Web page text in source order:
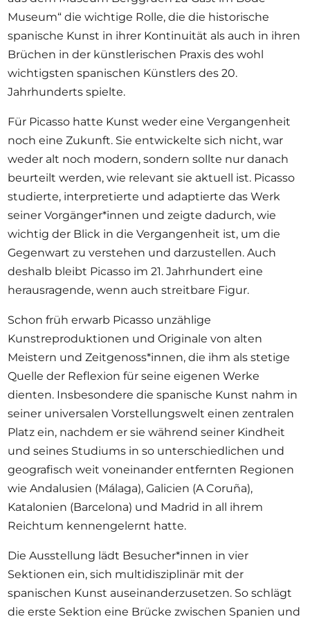
Museum“ die wichtige Rolle, die die historische
spanische Kunst in ihrer Kontinuität als auch in ihren
Brüchen in der künstlerischen Praxis des wohl
wichtigsten spanischen Künstlers des 20.
Jahrhunderts spielte.
Für Picasso hatte Kunst weder eine Vergangenheit
noch eine Zukunft. Sie entwickelte sich nicht, war
weder alt noch modern, sondern sollte nur danach
beurteilt werden, wie relevant sie aktuell ist. Picasso
studierte, interpretierte und adaptierte das Werk
seiner Vorgänger*innen und zeigte dadurch, wie
wichtig der Blick in die Vergangenheit ist, um die
Gegenwart zu verstehen und darzustellen. Auch
deshalb bleibt Picasso im 21. Jahrhundert eine
herausragende, wenn auch streitbare Figur.
Schon früh erwarb Picasso unzählige
Kunstreproduktionen und Originale von alten
Meistern und Zeitgenoss*innen, die ihm als stetige
Quelle der Reflexion für seine eigenen Werke
dienten. Insbesondere die spanische Kunst nahm in
seiner universalen Vorstellungswelt einen zentralen
Platz ein, nachdem er sie während seiner Kindheit
und seines Studiums in so unterschiedlichen und
geografisch weit voneinander entfernten Regionen
wie Andalusien (Málaga), Galicien (A Coruña),
Katalonien (Barcelona) und Madrid in all ihrem
Reichtum kennengelernt hatte.
Die Ausstellung lädt Besucher*innen in vier
Sektionen ein, sich multidisziplinär mit der
spanischen Kunst auseinanderzusetzen. So schlägt
die erste Sektion eine Brücke zwischen Spanien und